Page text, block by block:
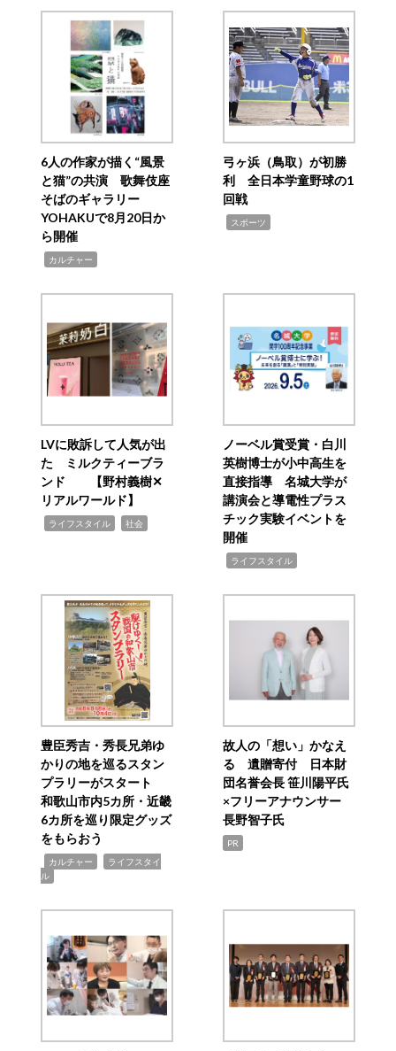
6人の作家が描く“風景
と猫”の共演 歌舞伎座
そばのギャラリー
YOHAKUで8月20日か
ら開催
カルチャー
弓ヶ浜（鳥取）が初勝
利 全日本学童野球の1
回戦
スポーツ
LVに敗訴して人気が出
た ミルクティーブラ
ンド 【野村義樹✕
リアルワールド】
ライフスタイル 社会
ノーベル賞受賞・白川
英樹博士が小中高生を
直接指導 名城大学が
講演会と導電性プラス
チック実験イベントを
開催
ライフスタイル
豊臣秀吉・秀長兄弟ゆ
かりの地を巡るスタン
プラリーがスタート
和歌山市内5カ所・近畿
6カ所を巡り限定グッズ
をもらおう
カルチャー
ライフスタイ
ル
故人の「想い」かなえ
る 遺贈寄付 日本財
団名誉会長 笹川陽平氏
×フリーアナウンサー
長野智子氏
PR